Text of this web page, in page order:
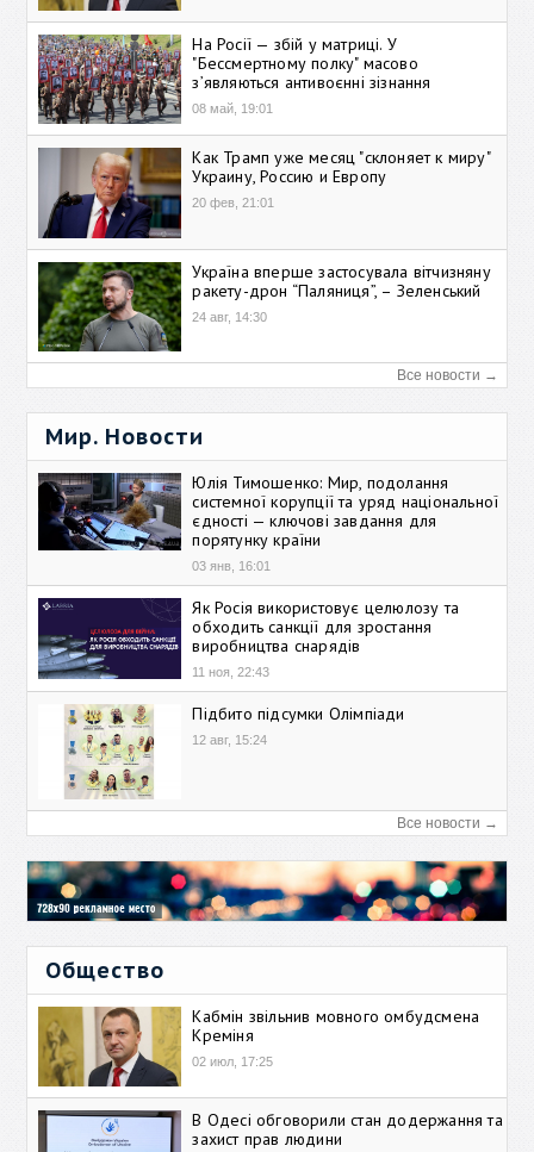
На Росії — збій у матриці. У
"Бессмертному полку" масово
зʼявляються антивоєнні зізнання
08 май, 19:01
Как Трамп уже месяц "склоняет к миру"
Украину, Россию и Европу
20 фев, 21:01
Україна вперше застосувала вітчизняну
ракету-дрон “Паляниця”, – Зеленський
24 авг, 14:30
Все новости →
Мир. Новости
Юлія Тимошенко: Мир, подолання
системної корупції та уряд національної
єдності — ключові завдання для
порятунку країни
03 янв, 16:01
Як Росія використовує целюлозу та
обходить санкції для зростання
виробництва снарядів
11 ноя, 22:43
Підбито підсумки Олімпіади
12 авг, 15:24
Все новости →
Общество
Кабмін звільнив мовного омбудсмена
Креміня
02 июл, 17:25
В Одесі обговорили стан додержання та
захист прав людини